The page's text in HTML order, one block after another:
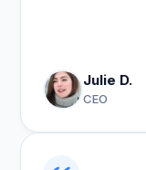
Julie D.
CEO